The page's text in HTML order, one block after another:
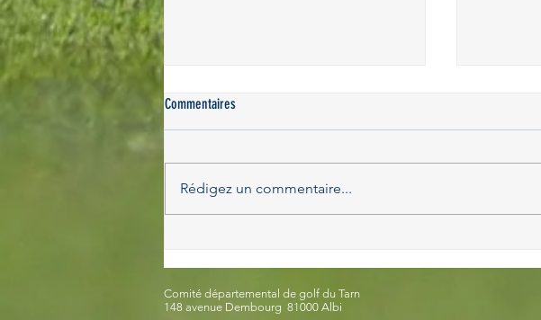
Commentaires
Rédigez un commentaire...
Comité départemental de golf du Tarn
148 avenue Dembourg 81000 Albi